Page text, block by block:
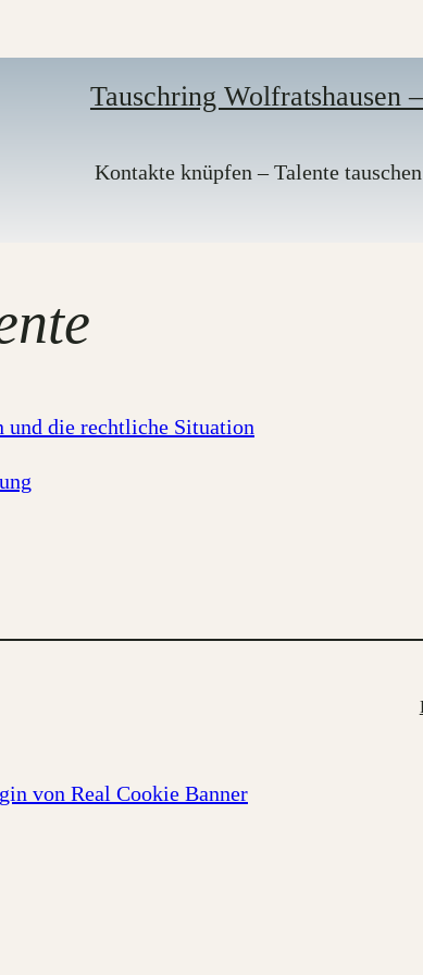
Tauschring Wolfratshausen
Kontakte knüpfen – Talente
und die rechtliche Situation
von Real Cookie Banner